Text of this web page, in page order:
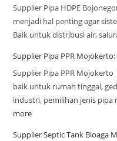
Supplier Pipa HDPE
menjadi hal penting agar
Baik untuk distribusi air,
Supplier Pipa PPR
Supplier Pipa PPR
baik untuk rumah tinggal,
industri, pemilihan jenis
more
Supplier Septic Tank Bioaga